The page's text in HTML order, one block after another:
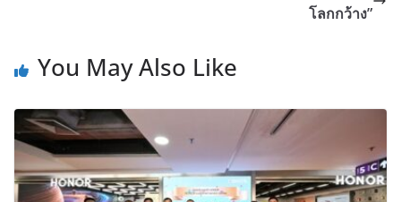
โลกกว้าง”
You May Also Like